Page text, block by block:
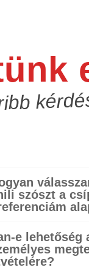
szószt a
e lehetőség